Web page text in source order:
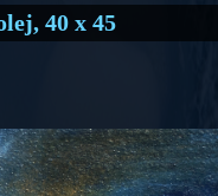
40 x 45